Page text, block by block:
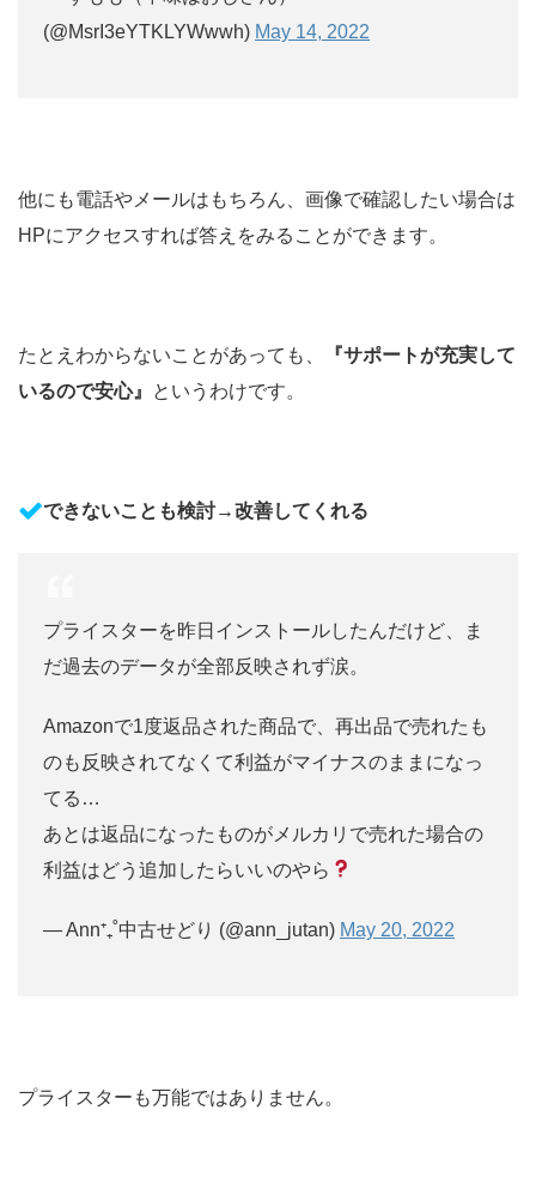
(@MsrI3eYTKLYWwwh) May 14, 2022
他にも電話やメールはもちろん、画像で確認したい場合は
HPにアクセスすれば答えをみることができます。
たとえわからないことがあっても、
『サポートが充実して
いるので安心』
というわけです。
できないことも検討→改善してくれる
プライスターを昨日インストールしたんだけど、ま
だ過去のデータが全部反映されず涙。
Amazonで1度返品された商品で、再出品で売れたも
のも反映されてなくて利益がマイナスのままになっ
てる…
あとは返品になったものがメルカリで売れた場合の
利益はどう追加したらいいのやら
— Ann⁺₊˚中古せどり (@ann_jutan) May 20, 2022
プライスターも万能ではありません。